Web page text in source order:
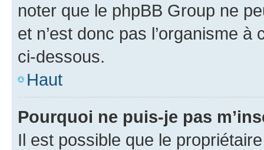
noter que le phpBB Group ne
et n’est donc pas l’organisme
ci-dessous.
Haut
Pourquoi ne puis-je pas
Il est possible que le